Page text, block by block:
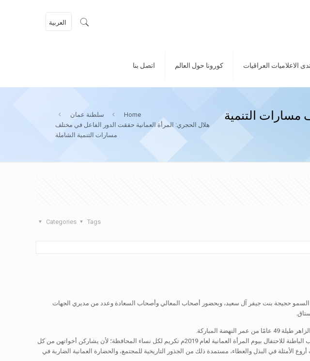
الاعلاميات العراقيات كورونا حول العالم اتصل بنا
العربية
مسارات التنمية Home
سلطنة عمان
هلال الحجري: المرأة العمانية حققت الدور الفاعل في مختلف
مسارات التنمية الشاملة
Categories Tags
السمو حجيجة بنت جيفر آل سعيد، وبحضور أصحاب المعالي وأصحاب السعادة وعدد من مديري الجهات
المباركة.
وقال سعادة الشيخ هلال بن سعيد الحجري محافظ جنوب الباطنة رئيس لجنة الاحتفال بالمحافظة: إن احتضان محافظة جنوب الباطنة للاحتفال بيوم المرأة العمانية لعام 2019م تكريم لكل نساء المحافظة؛ لأن يشاركن أخواتهن من كل
في البذل والعطاء، مستمدة ذلك من الجذور التاريخية للمجتمع، والحضارة العمانية الضاربة في